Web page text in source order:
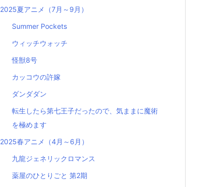
2025夏アニメ（7月～9月）
Summer Pockets
ウィッチウォッチ
怪獣8号
カッコウの許嫁
ダンダダン
転生したら第七王子だったので、気ままに魔術
を極めます
2025春アニメ（4月～6月）
九龍ジェネリックロマンス
薬屋のひとりごと 第2期